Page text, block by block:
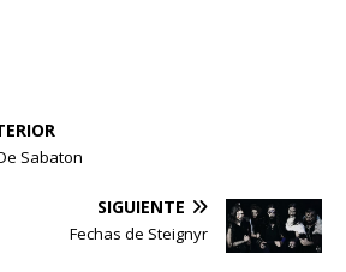
Sabaton
SIGUIENTE
Fechas de Steignyr